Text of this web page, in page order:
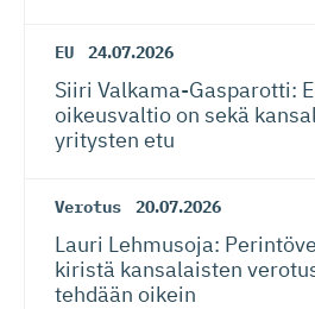
EU 24.07.2026
Siiri Valkama-Gas­pa­rotti:
oikeusvaltio on sekä
yritysten etu
Verotus 20.07.2026
Lauri Lehmusoja:
kiristä kansalaisten
tehdään oikein